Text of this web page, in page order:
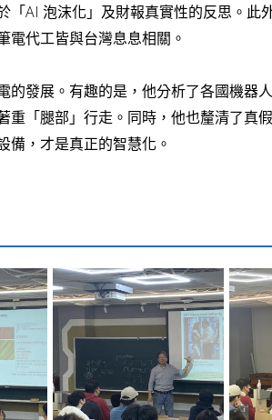
AI 泡沫化」及財報真實性的反思。此
電代工皆與台灣息息相關。
發展。有趣的是，他分析了各國機器
「腿部」行走。同時，他也釐清了真
備，才是真正的智慧化。